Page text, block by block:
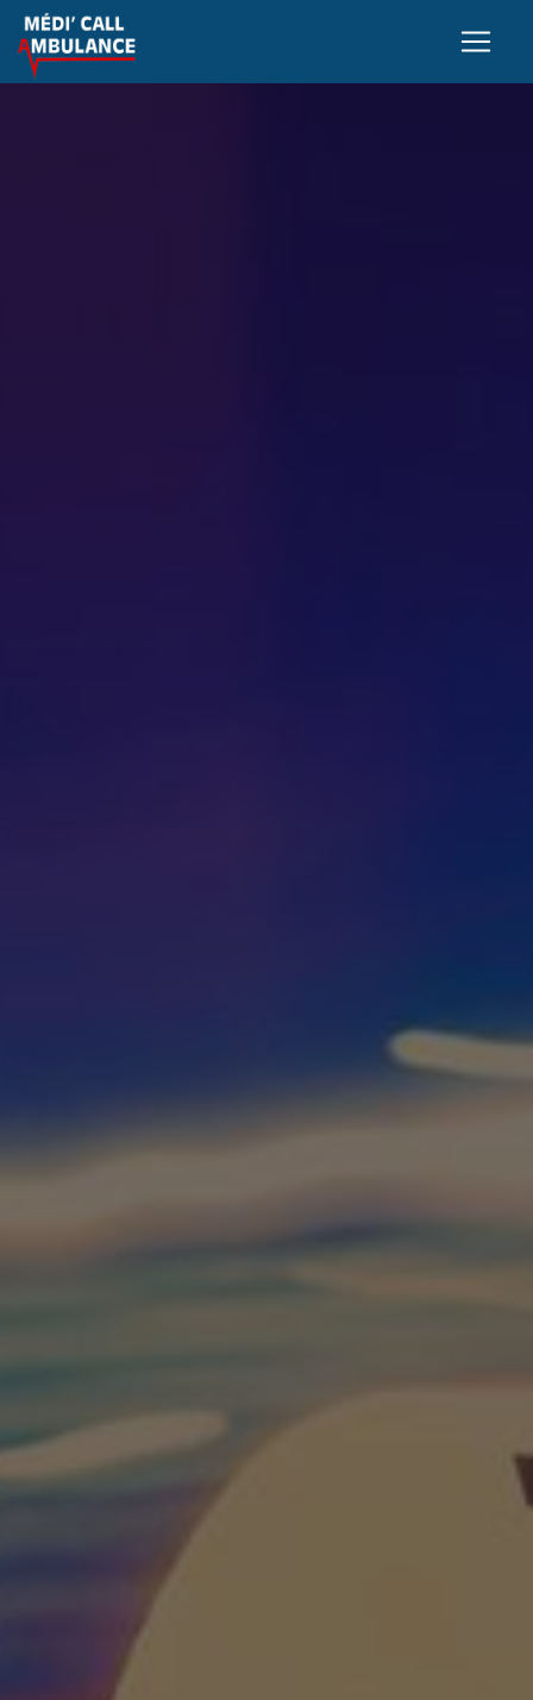
Panneau de gestion des cookies